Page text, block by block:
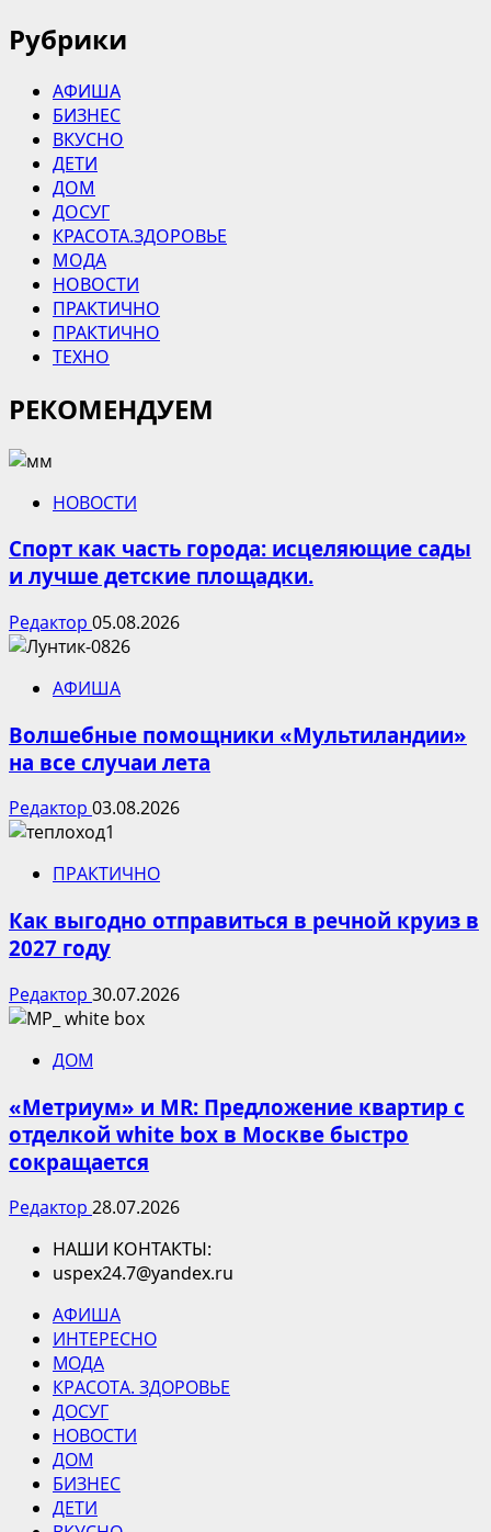
Рубрики
АФИША
БИЗНЕС
ВКУСНО
ДЕТИ
ДОМ
ДОСУГ
КРАСОТА.ЗДОРОВЬЕ
МОДА
НОВОСТИ
ПРАКТИЧНО
ПРАКТИЧНО
ТЕХНО
РЕКОМЕНДУЕМ
НОВОСТИ
Спорт как часть города: исцеляющие сады
и лучше детские площадки.
Редактор 05.08.2026
АФИША
Волшебные помощники «Мультиландии»
на все случаи лета
Редактор 03.08.2026
ПРАКТИЧНО
Как выгодно отправиться в речной круиз в
2027 году
Редактор 30.07.2026
ДОМ
«Метриум» и MR: Предложение квартир с
отделкой white box в Москве быстро
сокращается
Редактор 28.07.2026
НАШИ КОНТАКТЫ:
uspex24.7@yandex.ru
АФИША
ИНТЕРЕСНО
МОДА
КРАСОТА. ЗДОРОВЬЕ
ДОСУГ
НОВОСТИ
ДОМ
БИЗНЕС
ДЕТИ